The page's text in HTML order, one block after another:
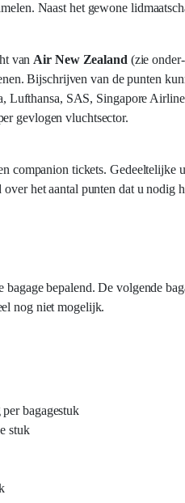
Naast het gewone
van Air New Zealand (zie
Bijschrijven van de punten
Lufthansa, SAS, Singapore
gevlogen vluchtsector.
companion tickets.
het aantal punten dat u nodig
bepalend. De volgende
nog niet mogelijk.
bagagestuk
stuk